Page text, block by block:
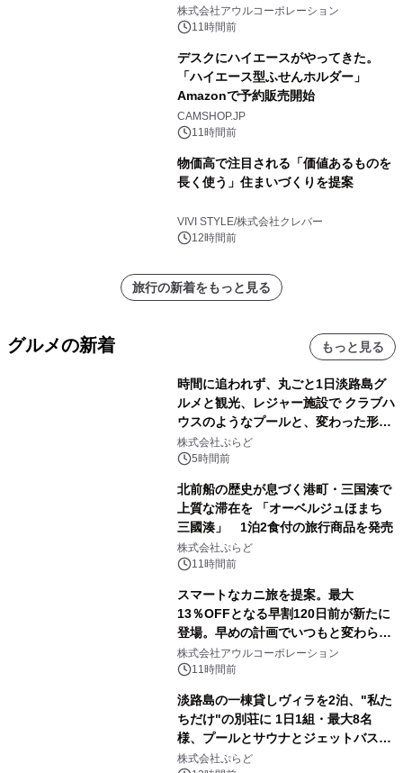
大人の冬旅を。ー夕日ヶ浦温泉「佳松
苑 別邸ふうか」ー
株式会社アウルコーポレーション
11時間前
デスクにハイエースがやってきた。
「ハイエース型ふせんホルダー」
Amazonで予約販売開始
CAMSHOP.JP
11時間前
物価高で注目される「価値あるものを
長く使う」住まいづくりを提案
VIVI STYLE/株式会社クレバー
12時間前
旅行の新着をもっと見る
グルメの新着 もっと見る
時間に追われず、丸ごと1日淡路島グ
ルメと観光、レジャー施設で クラブハ
ウスのようなプールと、変わった形の
サウナも 「THE BOXY AWAJI」のお
得な素泊まり連泊プランで
株式会社ぷらど
5時間前
北前船の歴史が息づく港町・三国湊で
上質な滞在を 「オーベルジュほまち
三國湊」 1泊2食付の旅行商品を発売
株式会社ぷらど
11時間前
スマートなカニ旅を提案。最大
13％OFFとなる早割120日前が新たに
登場。早めの計画でいつもと変わらぬ
大人の冬旅を。ー夕日ヶ浦温泉「佳松
苑 別邸ふうか」ー
株式会社アウルコーポレーション
11時間前
淡路島の一棟貸しヴィラを2泊、"私た
ちだけ"の別荘に 1日1組・最大8名
様、プールとサウナとジェットバス付
きで Villa Mon Temps AWAJIの連泊
株式会社ぷらど